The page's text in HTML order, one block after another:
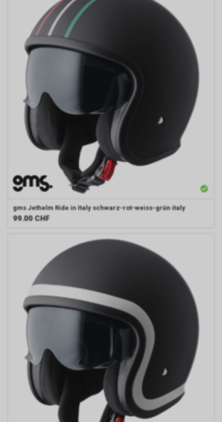
gms Jethelm Ride in Italy schwarz-rot-weiss-grün italy
99.00 CHF